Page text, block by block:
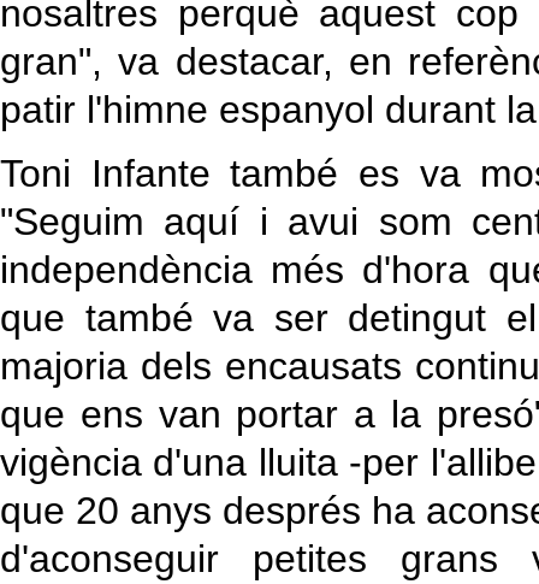
nosaltres perquè aquest
gran", va destacar, en
patir l'himne espanyol durant
Toni Infante també es va
"Seguim aquí i avui som
independència més d'hora
que també va ser detingut
majoria dels encausats
que ens van portar a la
vigència d'una lluita -per
que 20 anys després ha
d'aconseguir petites